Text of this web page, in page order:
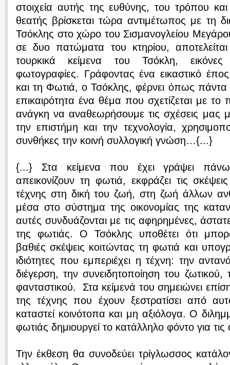
στοιχεία αυτής της ευθύνης, του τρόπου
θεατής βρίσκεται τώρα αντιμέτωπος με τη
Τσόκλης στο χώρο του Σισμανογλείου
σε δυο πατώματα του κτηρίου,
τουρκικά κείμενα του Τσόκλη,
φωτογραφίες. Γράφοντας ένα εικαστικό
και τη Φωτιά, ο Τσόκλης, φέρνει όπως πάντα
επικαιρότητα ένα θέμα που σχετίζεται με
ανάγκη να αναθεωρήσουμε τις σχέσεις μας
την επιστήμη και την τεχνολογία,
συνθήκες την κοινή συλλογική γνώση…{...}
{...} Στα κείμενα που έχει γράψει
απεικονίζουν τη φωτιά, εκφράζει τις
τέχνης στη δική του ζωή, στη ζωή άλλων
μέσα στο σύστημα της οικονομίας της
αυτές συνδυάζονται με τις αφηρημένες,
της φωτιάς. Ο Τσόκλης υποθέτει ότι
βαθιές σκέψεις κοιτώντας τη φωτιά και
ιδιότητες που εμπεριέχει η τέχνη: την
διέγερση, την συνειδητοποίηση του ζωτικού,
φανταστικού. Στα κείμενά του σημειώνει
της τέχνης που έχουν ξεστρατίσει από
καταστεί κοινότοπα και μη αξιόλογα. Ο
φωτιάς δημιουργεί το κατάλληλο φόντο για τις
Την έκθεση θα συνοδεύει τρίγλωσσος